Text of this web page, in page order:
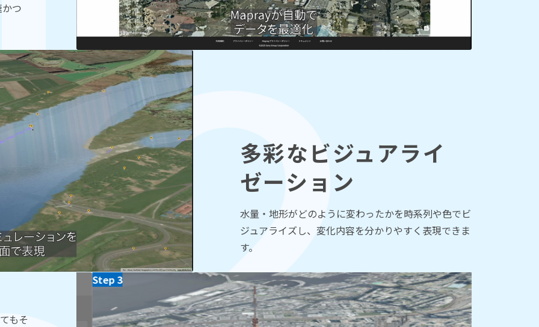
つ
多彩なビジュアライ
ゼーション
水量・地形がどのように変わったかを時系列や色でビ
ジュアライズし、変化内容を分かりやすく表現できま
す。
もそ
Step 3